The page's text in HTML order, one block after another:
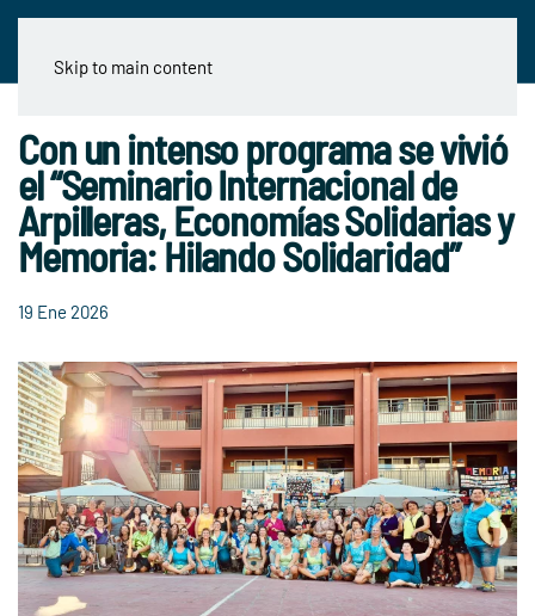
Skip to main content
Con un intenso programa se vivió
el “Seminario Internacional de
Arpilleras, Economías Solidarias y
Memoria: Hilando Solidaridad”
19 Ene 2026